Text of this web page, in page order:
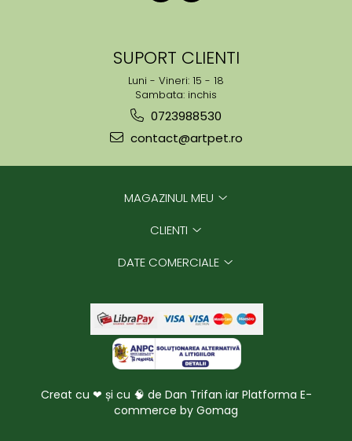
SUPORT CLIENTI
Luni - Vineri: 15 - 18
Sambata: inchis
0723988530
contact@artpet.ro
MAGAZINUL MEU
CLIENTI
DATE COMERCIALE
Creat cu ❤ și cu 🧠 de Dan Trifan iar Platforma E-
commerce by Gomag